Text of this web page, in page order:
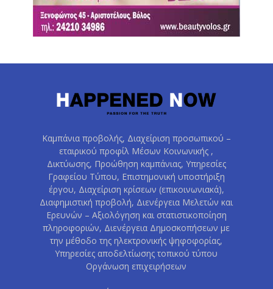
Καμπάνια προβολής, Διαχείριση προσωπικού –
εταιρικού προφίλ Μέσων Κοινωνικής ,
Δικτύωσης, Προώθηση καμπάνιας, Υπηρεσίες
Γραφείου Τύπου, Επιστημονική υποστήριξη
έργου, Διαχείριση κρίσεων (επικοινωνιακά),
Διαφημιστική προβολή, Διενέργεια Μελετών και
Ερευνών – Αξιολόγηση και στατιστικοποίηση
πληροφοριών, Διενέργεια Δημοσκοπήσεων με
την μέθοδο της ηλεκτρονικής ψηφοφορίας,
Υπηρεσίες αποδελτίωσης τοπικού τύπου
Οργάνωση επιχειρήσεων